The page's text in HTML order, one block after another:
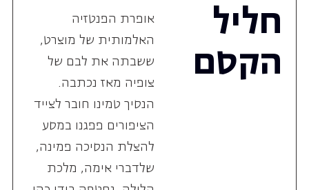
חליל
הקסם
אופרת הפנטזיה
האלמותית של מוצרט,
ששבתה את לבם של
צופיה מאז נכתבה.
הנסיך טמינו חובר לצייד
הציפורים פפגנו במסע
להצלת הנסיכה פמינה,
שלדברי אימה, מלכת